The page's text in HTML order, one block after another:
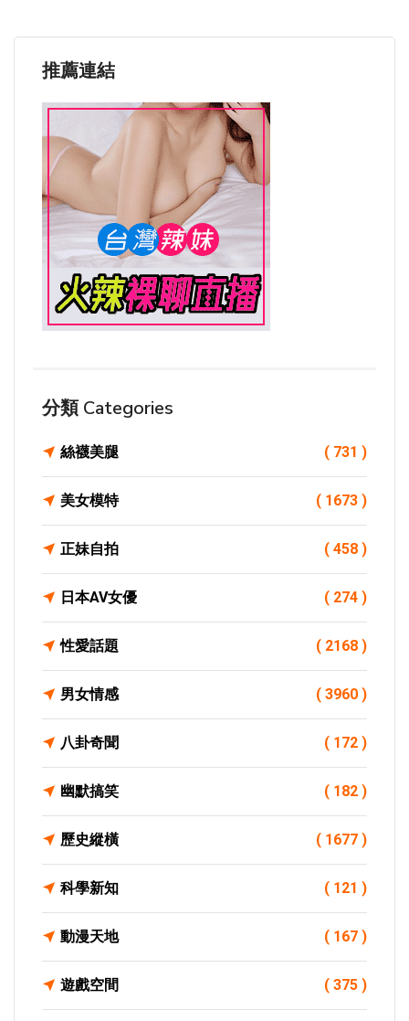
推薦連結
分類 Categories
絲襪美腿 ( 731 )
美女模特 ( 1673 )
正妹自拍 ( 458 )
日本AV女優 ( 274 )
性愛話題 ( 2168 )
男女情感 ( 3960 )
八卦奇聞 ( 172 )
幽默搞笑 ( 182 )
歷史縱橫 ( 1677 )
科學新知 ( 121 )
動漫天地 ( 167 )
遊戲空間 ( 375 )